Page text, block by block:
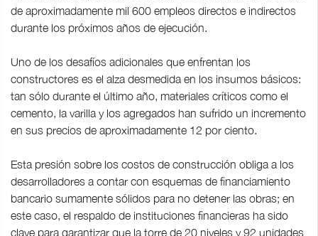
de aproximadamente mil 600 empleos directos e indirectos
durante los próximos años de ejecución.
Uno de los desafíos adicionales que enfrentan los
constructores es el alza desmedida en los insumos básicos:
tan sólo durante el último año, materiales críticos como el
cemento, la varilla y los agregados han sufrido un incremento
en sus precios de aproximadamente 12 por ciento.
Esta presión sobre los costos de construcción obliga a los
desarrolladores a contar con esquemas de financiamiento
bancario sumamente sólidos para no detener las obras; en
este caso, el respaldo de instituciones financieras ha sido
clave para garantizar que la torre de 20 niveles y 92 unidades